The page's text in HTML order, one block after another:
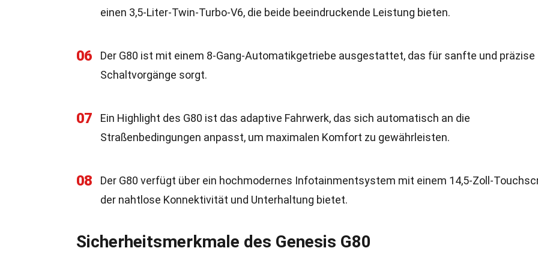
einen 3,5-Liter-Twin-Turbo-V6, die beide beeindruckende Leistung bieten.
06
Der G80 ist mit einem 8-Gang-Automatikgetriebe ausgestattet, das für sanfte und präzise
Schaltvorgänge sorgt.
07
Ein Highlight des G80 ist das adaptive Fahrwerk, das sich automatisch an die
Straßenbedingungen anpasst, um maximalen Komfort zu gewährleisten.
08
Der G80 verfügt über ein hochmodernes Infotainmentsystem mit einem 14,5-Zoll-
der nahtlose Konnektivität und Unterhaltung bietet.
Sicherheitsmerkmale des Genesis G80